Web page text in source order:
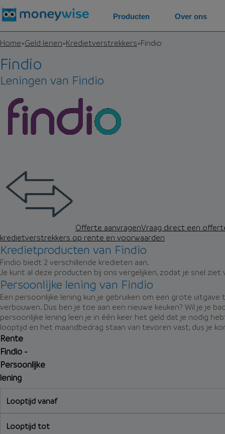
Home»Geld lenen»Kredietverstrekkers»Findio
Findio
Leningen van Findio
Offerte aanvragenVraag direct een
kredietverstrekkers op rente en voorwaarden
Kredietproducten van Findio
Findio biedt 2 verschillende kredieten aan.
Je kunt al deze producten bij ons vergelijken, zodat je snel
Persoonlijke lening van Findio
Een persoonlijke lening kun je gebruiken om een grote
verbouwen. Dus ben je toe aan een nieuwe keuken? Wil je je
persoonlijke lening leen je in één keer het geld dat je nodig
looptijd en het maandbedrag staan van tevoren vast, dus je
Rente
Findio -
Persoonlijke
lening
Looptijd vanaf
Looptijd tot
Producten Over ons